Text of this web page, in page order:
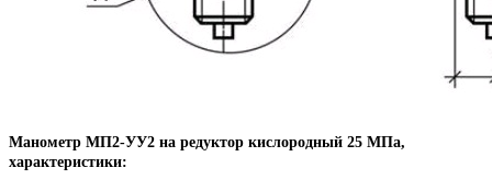
Манометр МП2-УУ2 на редуктор кислородный 25 МПа,
характеристики: